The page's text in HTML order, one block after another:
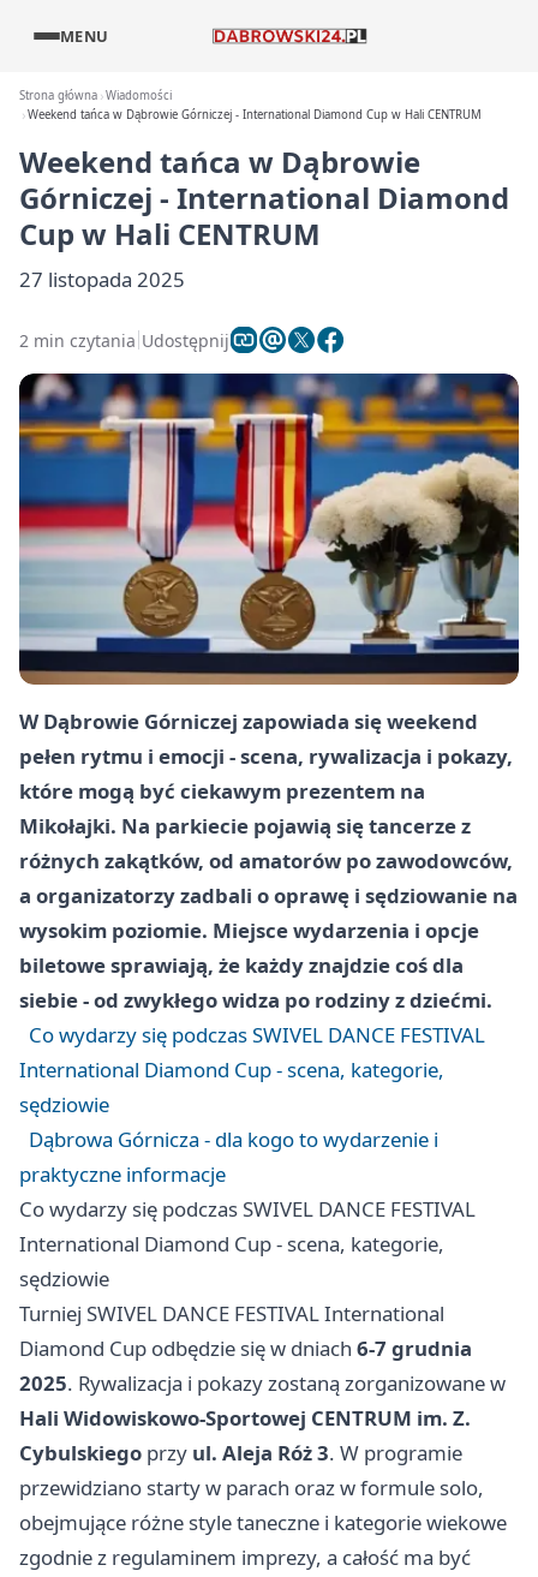
MENU
Strona główna Wiadomości
Weekend tańca w Dąbrowie Górniczej - International Diamond Cup w Hali CENTRUM
Weekend tańca w Dąbrowie
Górniczej - International Diamond
Cup w Hali CENTRUM
27 listopada 2025
2 min czytania Udostępnij
W Dąbrowie Górniczej zapowiada się weekend
pełen rytmu i emocji - scena, rywalizacja i pokazy,
które mogą być ciekawym prezentem na
Mikołajki. Na parkiecie pojawią się tancerze z
różnych zakątków, od amatorów po zawodowców,
a organizatorzy zadbali o oprawę i sędziowanie na
wysokim poziomie. Miejsce wydarzenia i opcje
biletowe sprawiają, że każdy znajdzie coś dla
siebie - od zwykłego widza po rodziny z dziećmi.
Co wydarzy się podczas SWIVEL DANCE FESTIVAL
International Diamond Cup - scena, kategorie,
sędziowie
Dąbrowa Górnicza - dla kogo to wydarzenie i
praktyczne informacje
Co wydarzy się podczas SWIVEL DANCE FESTIVAL
International Diamond Cup - scena, kategorie,
sędziowie
Turniej SWIVEL DANCE FESTIVAL International
Diamond Cup odbędzie się w dniach 6-7 grudnia
2025. Rywalizacja i pokazy zostaną zorganizowane w
Hali Widowiskowo-Sportowej CENTRUM im. Z.
Cybulskiego przy ul. Aleja Róż 3. W programie
przewidziano starty w parach oraz w formule solo,
obejmujące różne style taneczne i kategorie wiekowe
zgodnie z regulaminem imprezy, a całość ma być